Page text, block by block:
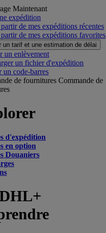
Maintenant
expédition
de mes expéditions récentes
de mes expéditions favorites
un tarif et une estimation de délai
un enlèvement
un fichier d'expédition
un code-barres
de fournitures Commande de
d'expédition
en option
Douaniers